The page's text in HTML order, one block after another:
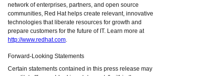
network of enterprises, partners, and open source
communities, Red Hat helps create relevant, innovative
technologies that liberate resources for growth and
prepare customers for the future of IT. Learn more at
http://www.redhat.com.
Forward-Looking Statements
Certain statements contained in this press release may